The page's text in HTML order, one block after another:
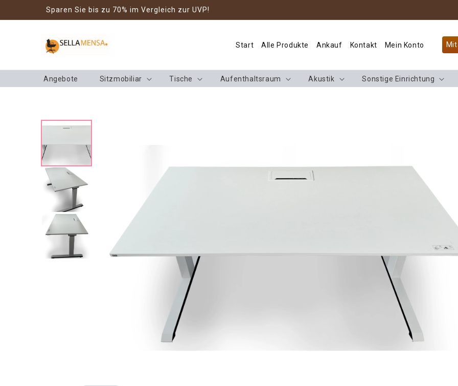
Sparen Sie bis zu 70% im Vergleich zur UVP!
Start Alle Produkte Ankauf Kontakt Mein Konto
Angebote Sitzmobiliar Tische Aufenthaltsraum Akustik Sonstige Einrichtung